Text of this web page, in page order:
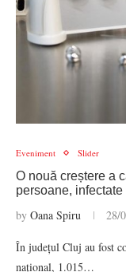
Eveniment Slider
O nouă creștere a
persoane,
by Oana Spiru 28/
În județul Cluj au fost
național, 1.015…